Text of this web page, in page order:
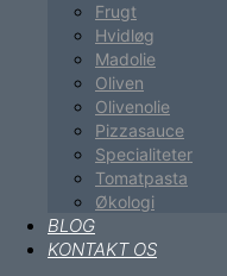
Frugt
Hvidløg
Madolie
Oliven
Olivenolie
Pizzasauce
Specialiteter
Tomatpasta
Økologi
BLOG
KONTAKT OS